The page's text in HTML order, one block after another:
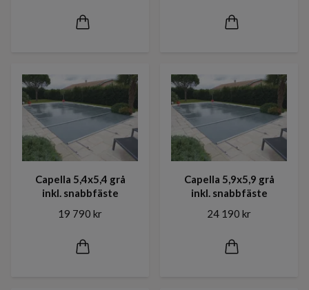
Capella 5,4x5,4 grå
inkl. snabbfäste
19 790 kr
Capella 5,9x5,9 grå
inkl. snabbfäste
24 190 kr